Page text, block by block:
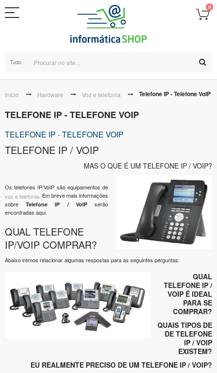
0
Tudo
Início Hardware Voz e telefonia Telefone IP - Telefone VoIP
TELEFONE IP - TELEFONE VOIP
TELEFONE IP - TELEFONE VOIP
TELEFONE IP / VOIP
MAS O QUE É UM TELEFONE IP / VOIP?
Os telefones IP/VoIP são equipamentos de
voz e telefonia. Em breve mais informações
sobreTelefone IP / VoIPserão
encontradas aqui.
QUAL TELEFONE
IP/VOIP COMPRAR?
Abaixo iremos relacionar algumas respostas para as seguintes perguntas:
QUAL
TELEFONE IP /
VOIP É IDEAL
PARA SE
COMPRAR?
QUAIS TIPOS DE
DE TELEFONE
IP / VOIP
EXISTEM?
EU REALMENTE PRECISO DE UM TELEFONE IP / VOIP?